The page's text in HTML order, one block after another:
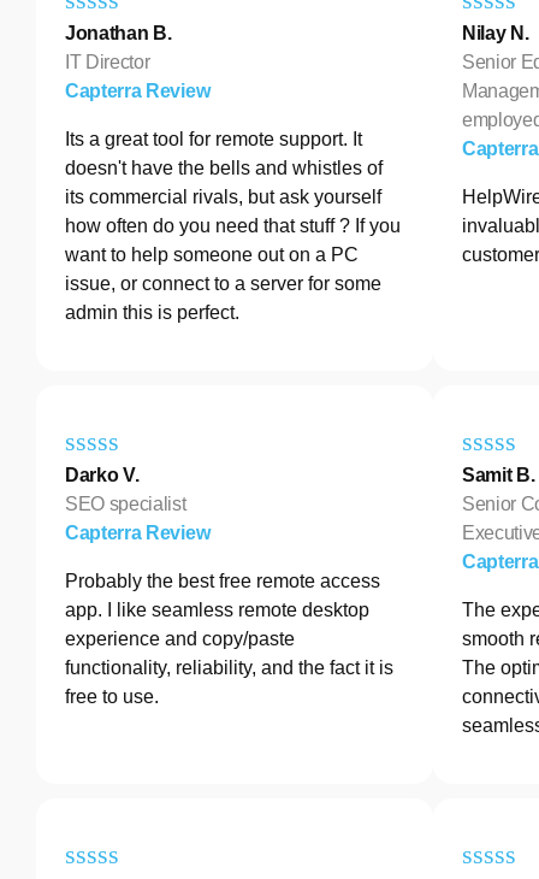
Jonathan B.
IT Director
Capterra Review
Its a great tool for remote support. It
doesn't have the bells and whistles of
its commercial rivals, but ask yourself
how often do you need that stuff ? If you
want to help someone out on a PC
issue, or connect to a server for some
admin this is perfect.
Nilay N.
Senior
Darko V.
SEO specialist
Capterra Review
Probably the best free remote access
app. I like seamless remote desktop
experience and copy/paste
functionality, reliability, and the fact it is
free to use.
Samit B.
Senior
The
smooth
The